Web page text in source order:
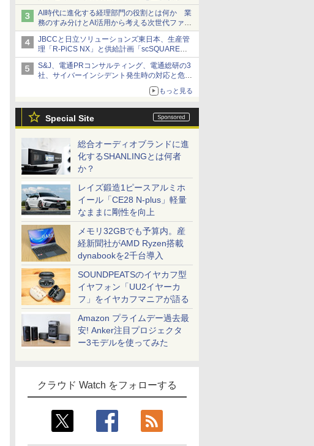
商談記録 for RICOH」を展開へ
AI時代に進化する経理部門の役割とは何か 業
務のすみ分けとAI活用から考える次世代ファイ
ナンス戦略
JBCCと日立ソリューションズ東日本、生産管
理「R-PiCS NX」と供給計画「scSQUARE
ISP」の連携サービスを提供開始
S&J、電通PRコンサルティング、電通総研の3
社、サイバーインシデント発生時の対応と危機
管理広報を一体的に訓練するプログラムを提供
もっと見る
Special Site
総合オーディオブランドに進
化するSHANLINGとは何者
か？
レイズ鍛造1ピースアルミホ
イール「CE28 N-plus」軽量
なままに剛性を向上
メモリ32GBでも予算内。産
経新聞社がAMD Ryzen搭載
dynabookを2千台導入
SOUNDPEATSのイヤカフ型
イヤフォン「UU2イヤーカ
フ」をイヤカフマニアが語る
Amazon プライムデー過去最
安! Anker注目プロジェクタ
ー3モデルを使ってみた
クラウド Watch をフォローする